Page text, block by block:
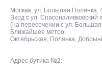
Москва, ул. Большая Полянка,
Вход с ул. Спасоналивковский
(на пересечении с ул.
Ближайшее метро:
Октябрьская, Полянка,
Адрес бутика №2: